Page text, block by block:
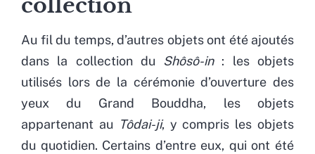
Au fil du temps, d’autres objets ont été ajoutés
dans la collection du Shôsô-in: les objets
utilisés lors de la cérémonie d’ouverture des
yeux du Grand Bouddha, les objets
appartenant au Tôdai-ji, y compris les objets
du quotidien. Certains d’entre eux, qui ont été